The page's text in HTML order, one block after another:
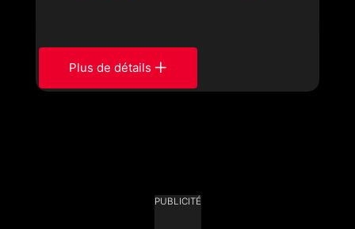
Plus de détails
PUBLICITÉ